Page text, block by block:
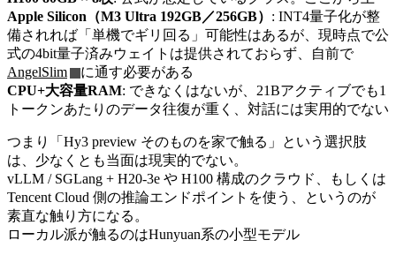
Apple Silicon（M3 Ultra 192GB／256GB） : INT4量子化が整
備されれば「単機でギリ回る」可能性はあるが、現時点で公
式の4bit量子済みウェイトは提供されておらず、自前で
AngelSlim
に通す必要がある
CPU+大容量RAM: できなくはないが、21Bアクティブでも1
トークンあたりのデータ往復が重く、対話には実用的でない
つまり「Hy3 preview そのものを家で触る」という選択肢
は、少なくとも当面は現実的でない。
vLLM / SGLang + H20-3e や H100 構成のクラウド、もしくは
Tencent Cloud 側の推論エンドポイントを使う、というのが
素直な触り方になる。
ローカル派が触るのはHunyuan系の小型モデル